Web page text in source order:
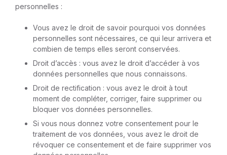
personnelles :
Vous avez le droit de savoir pourquoi vos données
personnelles sont nécessaires, ce qui leur arrivera et
combien de temps elles seront conservées.
Droit d’accès : vous avez le droit d’accéder à vos
données personnelles que nous connaissons.
Droit de rectification : vous avez le droit à tout
moment de compléter, corriger, faire supprimer ou
bloquer vos données personnelles.
Si vous nous donnez votre consentement pour le
traitement de vos données, vous avez le droit de
révoquer ce consentement et de faire supprimer vos